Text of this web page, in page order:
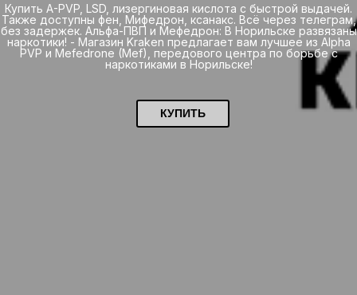
Купить A-PVP, LSD, лизергиновая кислота с быстрой выдачей.
Также доступны фен, Мифедрон, ксанакс. Всё через телеграм,
без задержек. Альфа-ПВП и Мефедрон: В Норильске развязаны
наркотики! - Магазин Kraken предлагает вам лучшее из Alpha
PVP и Mefedrone (Mef), передового центра по борьбе с
наркотиками в Норильске!
КУПИТЬ